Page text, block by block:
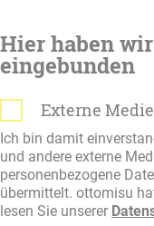
Hier haben
eingebunden
Externe
Ich bin damit
und andere externe
personenbezogene
übermittelt. ottomisu
lesen Sie unserer